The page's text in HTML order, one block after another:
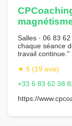
Salles · 06 83
chaque séance
travail continue."
★ 5 (19 avis)
+33 6 83 62 38
https://